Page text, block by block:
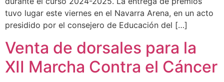
tuvo lugar este viernes en el Navarra Arena, en un acto
presidido por el consejero de Educación del […]
Venta de dorsales para la
XII Marcha Contra el Cáncer